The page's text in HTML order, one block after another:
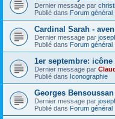
Dernier message par
Publié dans Forum général
Cardinal Sarah -
Dernier message par
Publié dans Forum général
1er septembre:
Dernier message par
Publié dans Iconographie
Georges Bensoussan
Dernier message par
Publié dans Forum général